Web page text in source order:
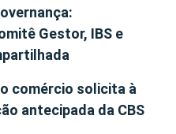
Gestor, IBS e
comércio solicita à
antecipada da CBS